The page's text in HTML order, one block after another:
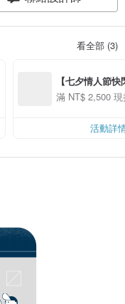
看全部 (3)
【七夕情人節
用 APP 購買任
00 現折 NT$100
滿 NT$ 2,500
活動詳